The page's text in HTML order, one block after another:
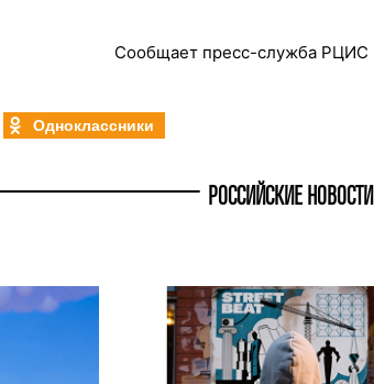
Сообщает пресс-служба РЦИС
Одноклассники
РОССИЙСКИЕ НОВОСТИ